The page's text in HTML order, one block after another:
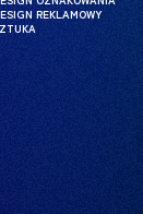
REKLAMOWY
REKLAMOWY